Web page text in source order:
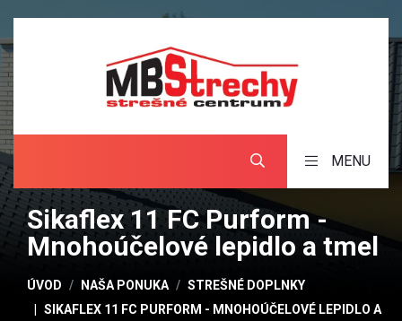
MENU
Sikaflex 11 FC Purform -
Mnohoúčelové lepidlo a tmel
ÚVOD NAŠA PONUKA
STREŠNÉ DOPLNKY
SIKAFLEX 11 FC PURFORM - MNOHOÚČELOVÉ LEPIDLO A